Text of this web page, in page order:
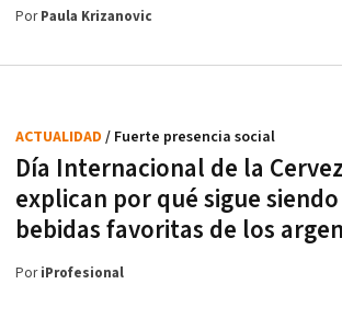
PorPaula Krizanovic
Día Internacional de la
explican por qué sigue
bebidas favoritas de los
ACTUALIDAD / Fuerte presencia social
PoriProfesional